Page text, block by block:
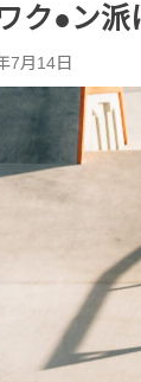
●ン派
7月14日